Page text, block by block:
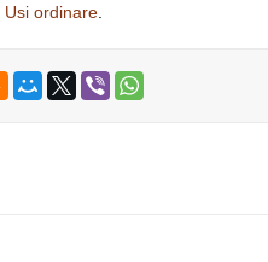
Usi ordinare.